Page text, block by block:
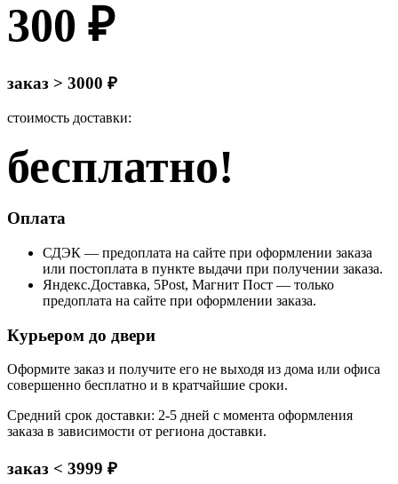
300 ₽
заказ > 3000 ₽
стоимость доставки:
бесплатно!
Оплата
СДЭК — предоплата на сайте при оформлении заказа
или постоплата в пункте выдачи при получении заказа.
Яндекс.Доставка, 5Post, Магнит Пост — только
предоплата на сайте при оформлении заказа.
Курьером до двери
Оформите заказ и получите его не выходя из дома или офиса
совершенно бесплатно и в кратчайшие сроки.
Средний срок доставки: 2-5 дней с момента оформления
заказа в зависимости от региона доставки.
заказ < 3999 ₽